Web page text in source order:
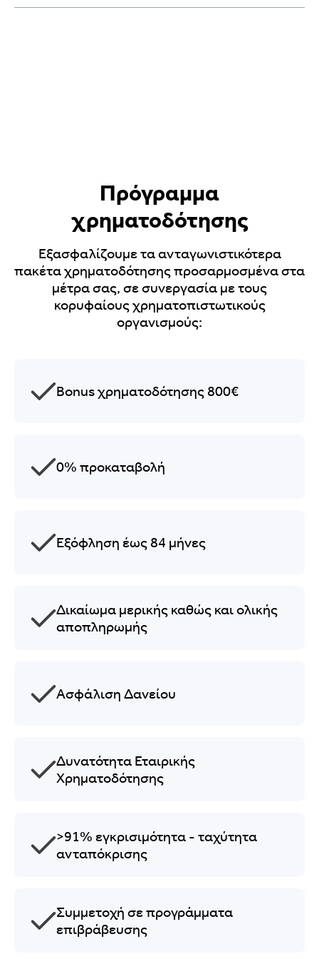
χαρακτηριστικών.
Πρόγραμμα
χρηματοδότησης
Εξασφαλίζουμε τα ανταγωνιστικότερα
πακέτα χρηματοδότησης προσαρμοσμένα στα
μέτρα σας, σε συνεργασία με τους
κορυφαίους χρηματοπιστωτικούς
οργανισμούς:
Bonus χρηματοδότησης 800€
0% προκαταβολή
Εξόφληση έως 84 μήνες
Δικαίωμα μερικής καθώς και ολικής
αποπληρωμής
Ασφάλιση Δανείου
Δυνατότητα Εταιρικής
Χρηματοδότησης
>91% εγκρισιμότητα - ταχύτητα
ανταπόκρισης
Συμμετοχή σε προγράμματα
επιβράβευσης